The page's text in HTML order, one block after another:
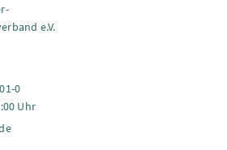
e.V.
0
Uhr